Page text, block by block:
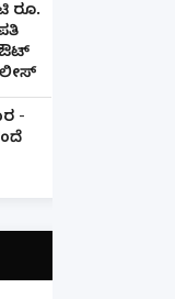
ರೂ.
ಔಟ್
-